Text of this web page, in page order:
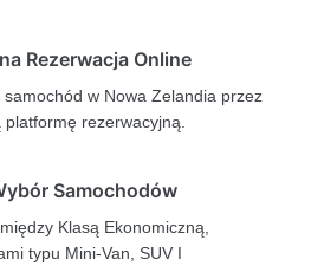
Rezerwacja Online
w Nowa Zelandia przez
platformę rezerwacyjną.
Samochodów
Klasą Ekonomiczną,
typu Mini-Van, SUV I